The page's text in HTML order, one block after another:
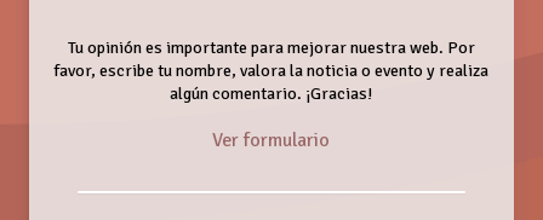
Tu opinión es importante para mejorar nuestra web. Por
favor, escribe tu nombre, valora la noticia o evento y realiza
algún comentario. ¡Gracias!
Ver formulario